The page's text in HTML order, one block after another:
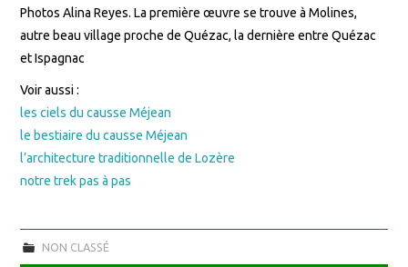
Photos Alina Reyes. La première œuvre se trouve à Molines,
autre beau village proche de Quézac, la dernière entre Quézac
et Ispagnac
Voir aussi :
les ciels du causse Méjean
le bestiaire du causse Méjean
l’architecture traditionnelle de Lozère
notre trek pas à pas
NON CLASSÉ